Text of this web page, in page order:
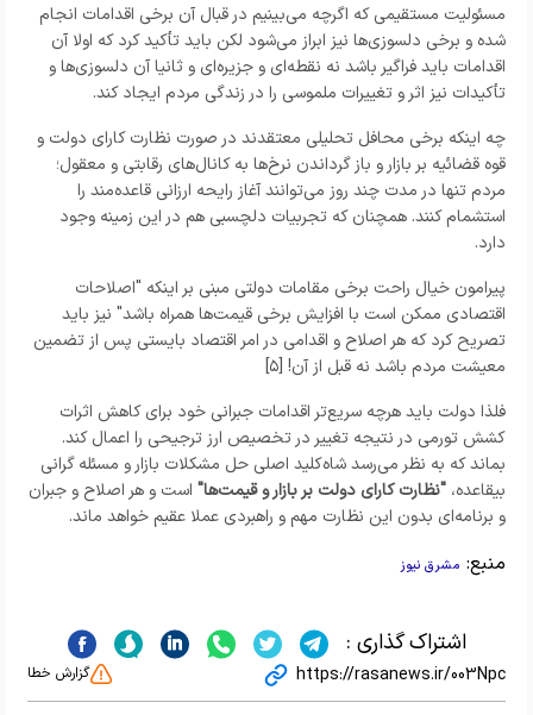
مسئولیت مستقیمی که اگرچه می‌بینیم در قبال آن برخی اقدامات انجام
شده و برخی دلسوزی‌ها نیز ابراز می‌شود لکن باید تأکید کرد که اولا آن
اقدامات باید فراگیر باشد نه نقطه‌ای و جزیره‌ای و ثانیا آن دلسوزی‌ها و
تأکیدات نیز اثر و تغییرات ملموسی را در زندگی مردم ایجاد کند.
چه اینکه برخی محافل تحلیلی معتقدند در صورت نظارت کارای دولت و
قوه قضائیه بر بازار و باز گرداندن نرخ‌ها به کانال‌های رقابتی و معقول؛
مردم تنها در مدت چند روز می‌توانند آغاز رایحه ارزانی قاعده‌مند را
استشمام کنند. همچنان که تجربیات دلچسبی هم در این زمینه وجود
دارد.
پیرامون خیال راحت برخی مقامات دولتی مبنی بر اینکه "اصلاحات
اقتصادی ممکن است با افزایش برخی قیمت‌ها همراه باشد" نیز باید
تصریح کرد که هر اصلاح و اقدامی در امر اقتصاد بایستی پس از تضمین
معیشت مردم باشد نه قبل از آن! [۵]
فلذا دولت باید هرچه سریع‌تر اقدامات جبرانی خود برای کاهش اثرات
کشش تورمی در نتیجه تغییر در تخصیص ارز ترجیحی را اعمال کند.
بماند که به نظر می‌رسد شاه‌کلید اصلی حل مشکلات بازار و مسئله گرانی
بیقاعده، "نظارت کارای دولت بر بازار و قیمت‌ها" است و هر اصلاح و جبران
و برنامه‌ای بدون این نظارت مهم و راهبردی عملا عقیم خواهد ماند.
منبع: مشرق نیوز
اشتراک گذاری :
https://rasanews.ir/003Npc گزارش خطا